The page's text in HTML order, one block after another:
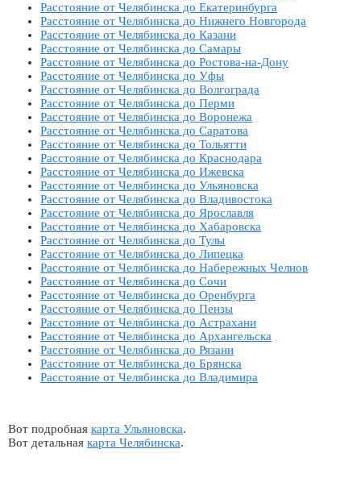
Расстояние от Челябинска до Екатеринбурга
Расстояние от Челябинска до Нижнего Новгорода
Расстояние от Челябинска до Казани
Расстояние от Челябинска до Самары
Расстояние от Челябинска до Ростова-на-Дону
Расстояние от Челябинска до Уфы
Расстояние от Челябинска до Волгограда
Расстояние от Челябинска до Перми
Расстояние от Челябинска до Воронежа
Расстояние от Челябинска до Саратова
Расстояние от Челябинска до Тольятти
Расстояние от Челябинска до Краснодара
Расстояние от Челябинска до Ижевска
Расстояние от Челябинска до Ульяновска
Расстояние от Челябинска до Владивостока
Расстояние от Челябинска до Ярославля
Расстояние от Челябинска до Хабаровска
Расстояние от Челябинска до Тулы
Расстояние от Челябинска до Липецка
Расстояние от Челябинска до Набережных Челнов
Расстояние от Челябинска до Сочи
Расстояние от Челябинска до Оренбурга
Расстояние от Челябинска до Пензы
Расстояние от Челябинска до Астрахани
Расстояние от Челябинска до Архангельска
Расстояние от Челябинска до Рязани
Расстояние от Челябинска до Брянска
Расстояние от Челябинска до Владимира
Вот подробная карта Ульяновска.
Вот детальная карта Челябинска.